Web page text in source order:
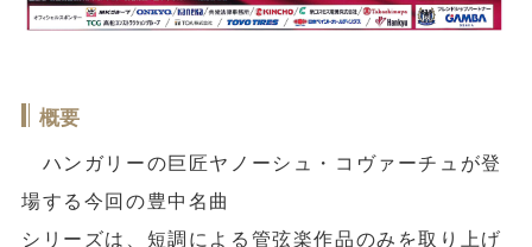
概要
ハンガリーの巨匠ヤノーシュ・コヴァーチュが登
場する今回の豊中名曲
シリーズは、短調による管弦楽作品のみを取り上げ